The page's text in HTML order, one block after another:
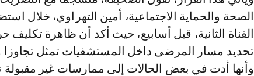
الصحة والحماية الاجتماعية، أمين التهراوي، خلال
القناة الثانية، قبل أسابيع، حيث أكد أن ظاهرة
تحديد مسار المرضى داخل المستشفيات تمثل تجاوزا
وأنها أدت في بعض الحالات إلى ممارسات غير